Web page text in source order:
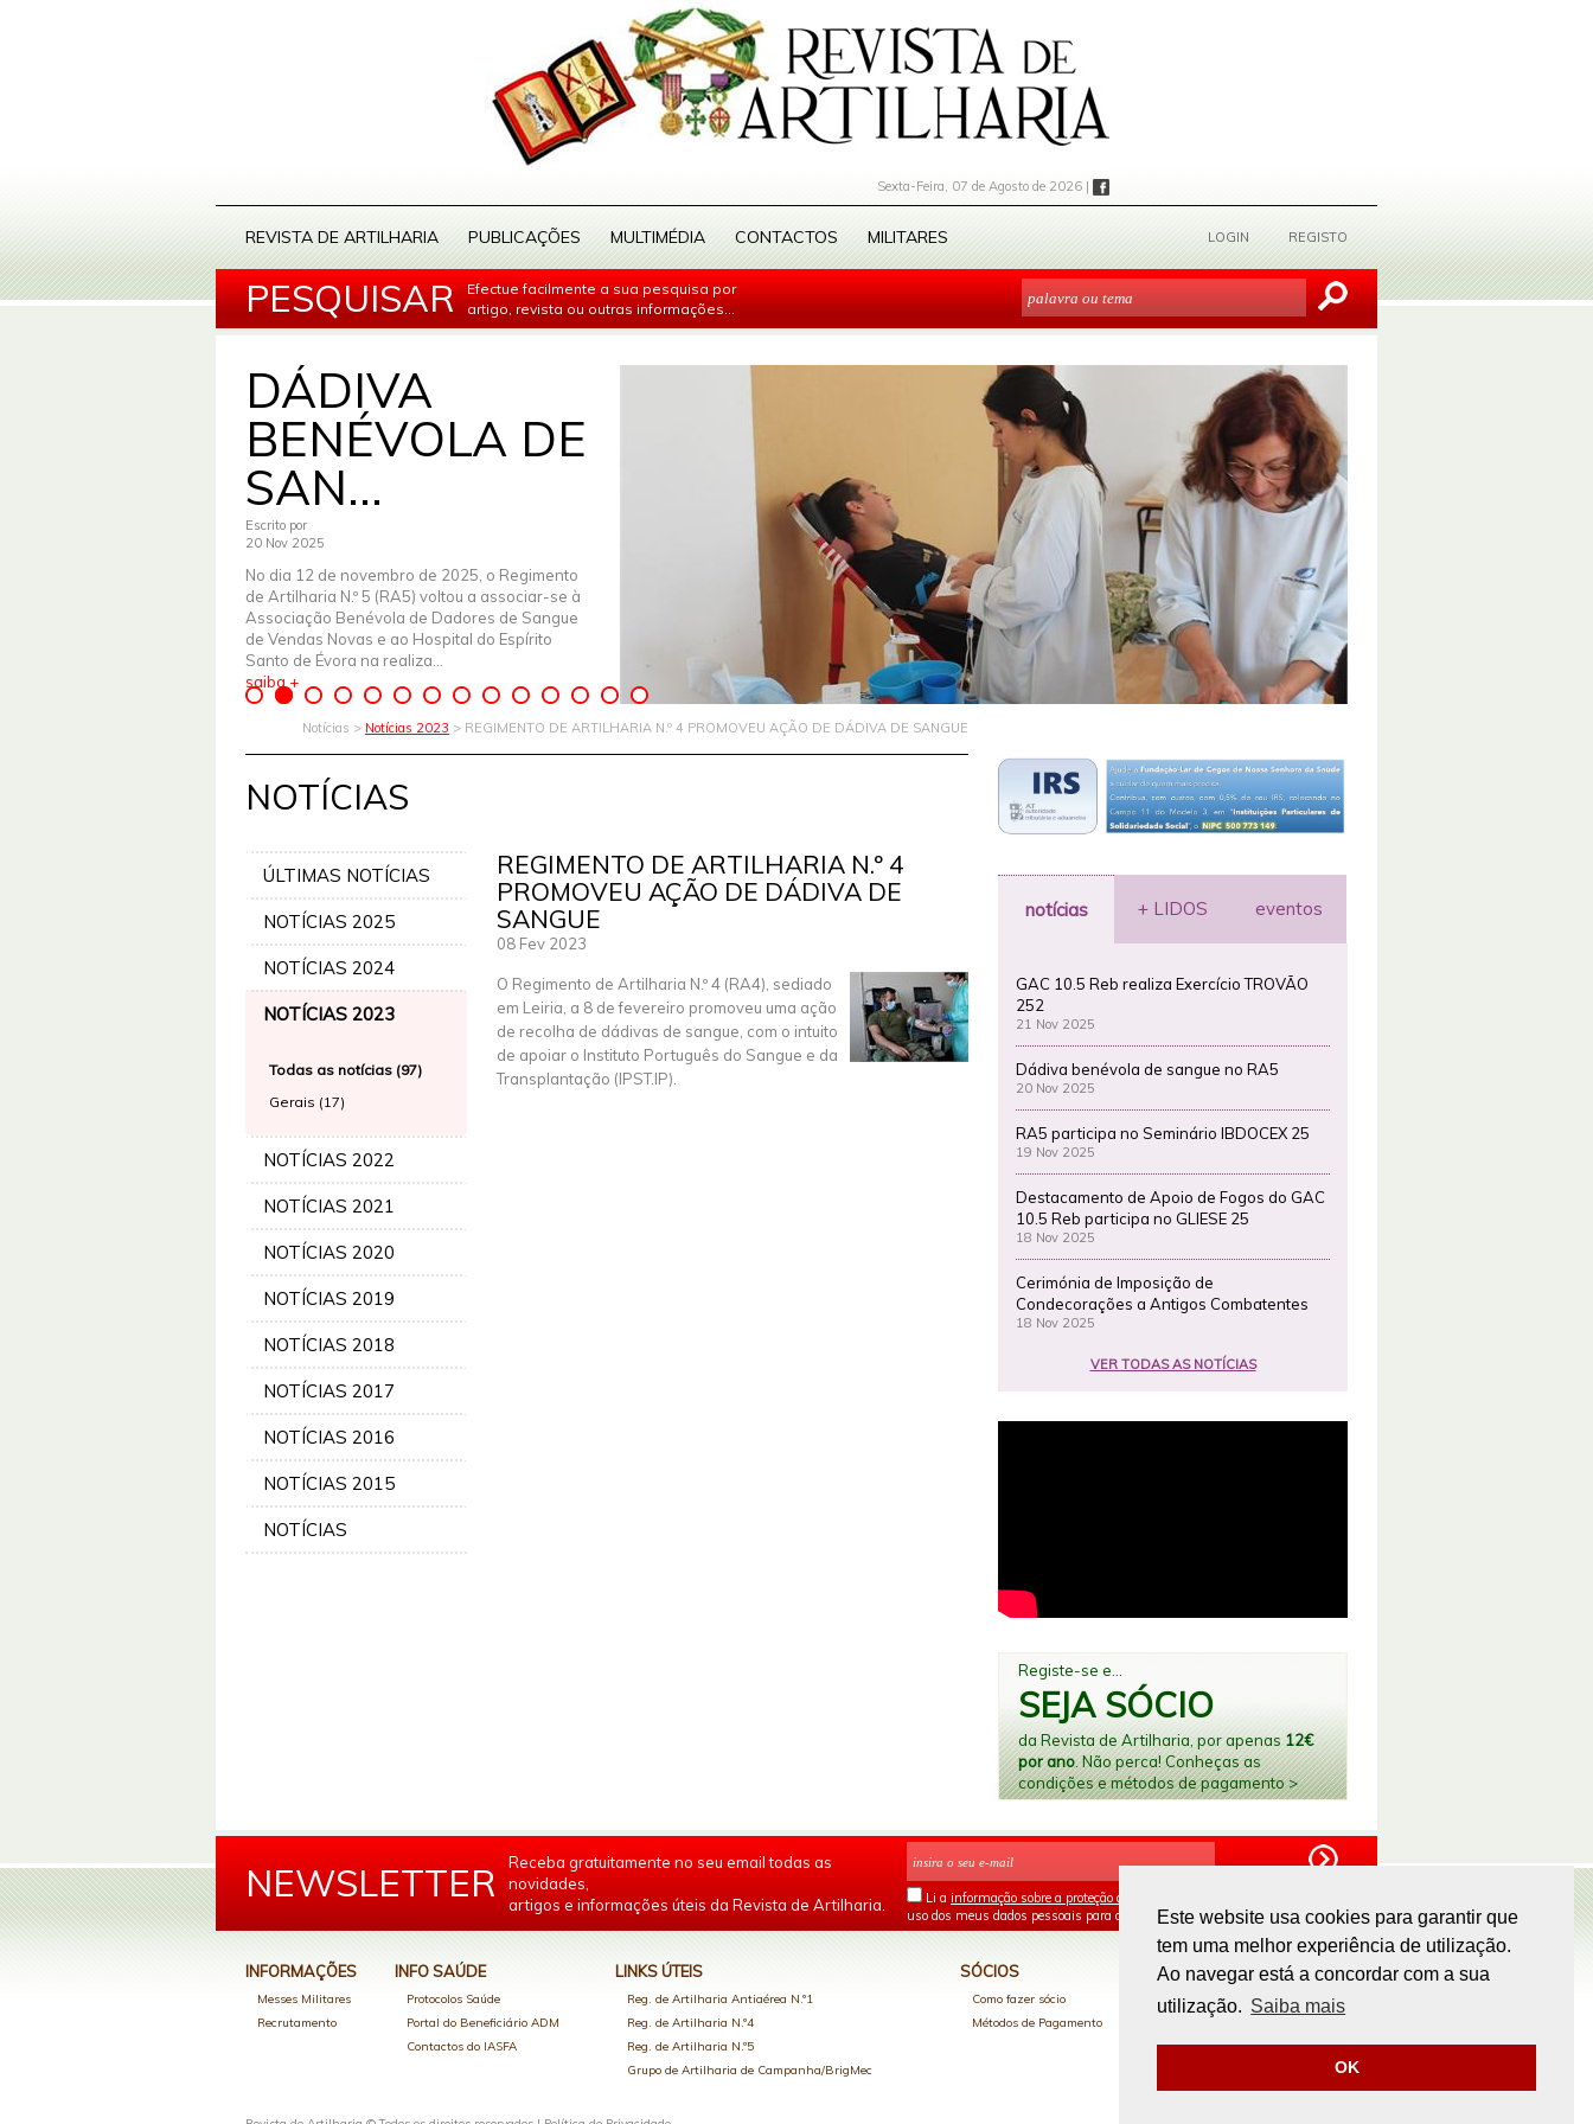
Este website usa cookies para garantir que
tem uma melhor experiência de utilização.
Ao navegar está a concordar com a sua
utilização. Saiba mais
OK
Sexta-Feira, 07 de Agosto de 2026 |
REVISTA DE ARTILHARIA PUBLICAÇÕES MULTIMÉDIA CONTACTOS MILITARES LOGIN REGISTO
PESQUISAR
Efectue facilmente a sua pesquisa por
artigo, revista ou outras informações...
DÁDIVA
BENÉVOLA DE
SAN...
Escrito por
20 Nov 2025
No dia 12 de novembro de 2025, o Regimento
de Artilharia N.º 5 (RA5) voltou a associar-se à
Associação Benévola de Dadores de Sangue
de Vendas Novas e ao Hospital do Espírito
Santo de Évora na realiza...
saiba +
Notícias > Notícias 2023 > REGIMENTO DE ARTILHARIA N.º 4 PROMOVEU AÇÃO DE DÁDIVA DE SANGUE
NOTÍCIAS
ÚLTIMAS NOTÍCIAS
NOTÍCIAS 2025
NOTÍCIAS 2024
NOTÍCIAS 2023
Todas as notícias (97)
Gerais (17)
NOTÍCIAS 2022
NOTÍCIAS 2021
NOTÍCIAS 2020
NOTÍCIAS 2019
NOTÍCIAS 2018
NOTÍCIAS 2017
NOTÍCIAS 2016
NOTÍCIAS 2015
NOTÍCIAS
REGIMENTO DE ARTILHARIA N.º 4
PROMOVEU AÇÃO DE DÁDIVA DE
SANGUE
08 Fev 2023
O Regimento de Artilharia N.º 4 (RA4), sediado
em Leiria, a 8 de fevereiro promoveu uma ação
de recolha de dádivas de sangue, com o intuito
de apoiar o Instituto Português do Sangue e da
Transplantação (IPST.IP).
notícias + LIDOS eventos
GAC 10.5 Reb realiza Exercício TROVÃO
252
21 Nov 2025
Dádiva benévola de sangue no RA5
20 Nov 2025
RA5 participa no Seminário IBDOCEX 25
19 Nov 2025
Destacamento de Apoio de Fogos do GAC
10.5 Reb participa no GLIESE 25
18 Nov 2025
Cerimónia de Imposição de
Condecorações a Antigos Combatentes
18 Nov 2025
VER TODAS AS NOTÍCIAS
Registe-se e...
SEJA SÓCIO
da Revista de Artilharia, por apenas 12€
por ano. Não perca! Conheças as
condições e métodos de pagamento >
NEWSLETTER
Receba gratuitamente no seu email todas as
novidades,
artigos e informações úteis da Revista de Artilharia.
Li a informação sobre a proteção de dados
uso dos meus dados pessoais para os fins mencionados.
INFORMAÇÕES
Messes Militares
Recrutamento
INFO SAÚDE
Protocolos Saúde
Portal do Beneficiário ADM
Contactos do IASFA
LINKS ÚTEIS
Reg. de Artilharia Antiaérea N.º1
Reg. de Artilharia N.º4
Reg. de Artilharia N.º5
Grupo de Artilharia de Campanha/BrigMec
SÓCIOS
Como fazer sócio
Métodos de Pagamento
PAGAMENTOS ONLINE